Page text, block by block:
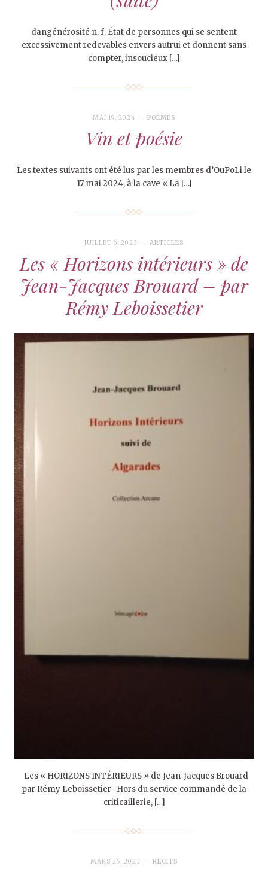
dangénérosité n. f. État de personnes qui se sentent
excessivement redevables envers autrui et donnent sans
compter, insoucieux […]
MAI 19, 2024 POÈMES
Vin et poésie
Les textes suivants ont été lus par les membres d’OuPoLi le
17 mai 2024, à la cave « La […]
JUILLET 6, 2023 ARTICLES
Les « Horizons intérieurs » de
Jean-Jacques Brouard – par
Rémy Leboissetier
Les « HORIZONS INTÉRIEURS » de Jean-Jacques Brouard
par Rémy Leboissetier Hors du service commandé de la
criticaillerie, […]
MARS 25, 2023 RÉCITS